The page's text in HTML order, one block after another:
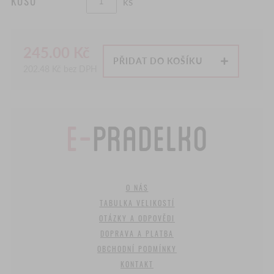
PŘIDAT DO KOŠÍKU
O NÁS
TABULKA VELIKOSTÍ
OTÁZKY A ODPOVĚDI
DOPRAVA A PLATBA
OBCHODNÍ PODMÍNKY
KONTAKT